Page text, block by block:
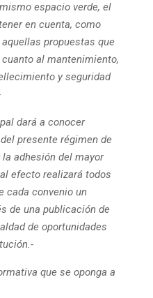
espacio verde, el
en cuenta, como
propuestas que
al mantenimiento,
y seguridad
dará a conocer
presente régimen de
adhesión del mayor
efecto realizará todos
cada convenio un
de una publicación de
de oportunidades
que se oponga a